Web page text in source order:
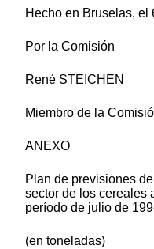
Hecho en Bruselas, el
Por la Comisión
René STEICHEN
Miembro de la
ANEXO
Plan de previsiones
sector de los cereales
período de julio de
(en toneladas)